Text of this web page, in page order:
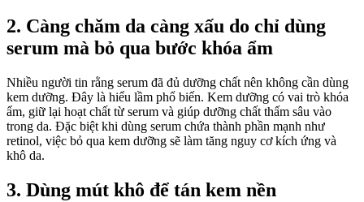
2. Càng chăm da càng xấu do chỉ dùng
serum mà bỏ qua bước khóa ẩm
Nhiều người tin rằng serum đã đủ dưỡng chất nên không cần dùng
kem dưỡng. Đây là hiểu lầm phổ biến. Kem dưỡng có vai trò khóa
ẩm, giữ lại hoạt chất từ serum và giúp dưỡng chất thấm sâu vào
trong da. Đặc biệt khi dùng serum chứa thành phần mạnh như
retinol, việc bỏ qua kem dưỡng sẽ làm tăng nguy cơ kích ứng và
khô da.
3. Dùng mút khô để tán kem nền